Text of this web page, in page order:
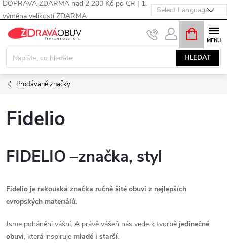
DOPRAVA ZDARMA nad 2 200 Kč po ČR | 1.
výměna velikosti ZDARMA
Přejít
obsah
HLEDAT
NÁKUPNÍ
KOŠÍK
Prodávané značky
Fidelio
FIDELIO –značka, styl
Fidelio je rakouská značka ručně šité obuvi z nejlepších
evropských materiálů.
Jsme poháněni vášní. A právě vášeň nás vede k tvorbě jedinečné
obuvi, která inspiruje mladé i starší.